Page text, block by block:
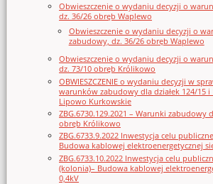
Obwieszczenie o wydaniu decyzji o
dz. 36/26 obręb Waplewo
Obwieszczenie o wydaniu decyzji o
zabudowy, dz. 36/26 obręb Waplewo
Obwieszczenie o wydaniu decyzji o
dz. 73/10 obręb Królikowo
OBWIESZCZENIE o wydaniu decyzji w
warunków zabudowy dla działek 124/15 i
Lipowo Kurkowskie
ZBG.6730.129.2021 – Warunki zabudowy
obręb Królikowo
ZBG.6733.9.2022 Inwestycja celu
Budowa kablowej elektroenergetycznej
ZBG.6733.10.2022 Inwestycja celu
(kolonia)– Budowa kablowej
0,4kV